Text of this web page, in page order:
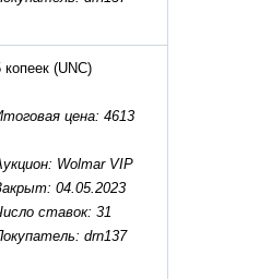
копеек(UNC)
цена: 4613
Wolmar VIP
04.05.2023
ставок: 31
drn137